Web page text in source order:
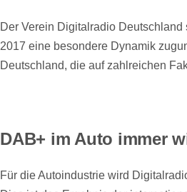
Der Verein Digitalradio
2017 eine besondere Dynamik
Deutschland, die auf zahlreichen
DAB+ im Auto immer
Für die Autoindustrie wird